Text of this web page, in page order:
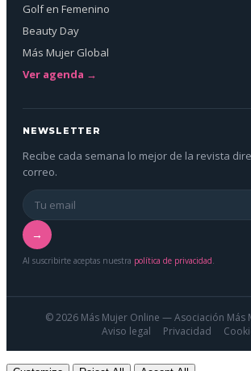
Golf en Femenino
Beauty Day
Más Mujer Global
Ver agenda →
NEWSLETTER
Recibe cada semana lo mejor de la revista
correo.
→
Al suscribirte aceptas nuestra política de privacidad
© 2026 Más Mujer Online — Asociación Más
Aviso legal
Privacidad